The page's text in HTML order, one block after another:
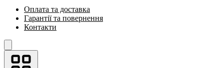
Оплата та доставка
Гарантії та повернення
Контакти